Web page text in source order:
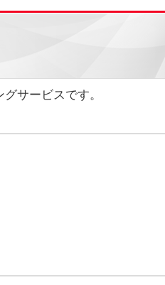
サービスです。